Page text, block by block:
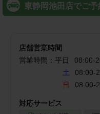
東静岡池田店でご予
店舗営業時間
営業時間： 平日 08:00-
土
08:00-
日
08:00-
対応サービス